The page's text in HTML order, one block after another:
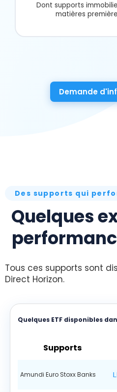
Dont supports
matières
Demande
Des supports qui
Quelques
Tous ces supports sont
Direct Horizon.
Quelques ETF disponibles
Supports
Amundi Euro Stoxx Banks